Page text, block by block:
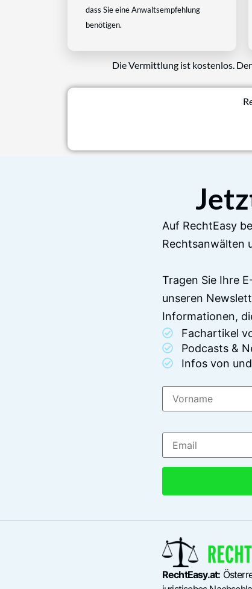
dass Sie eine Anwaltsempfehlung
benötigen.
Die Vermittlung ist kostenlos.
Auf RechtEasy
Rechtsanwälten
Tragen Sie Ihre
unseren
Informationen,
Fachartikel
Podcasts &
Infos von
RechtEasy.at: